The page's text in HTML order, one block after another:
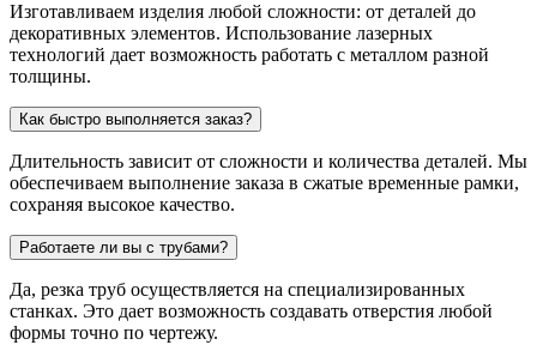
Изготавливаем изделия любой сложности: от деталей до
декоративных элементов. Использование лазерных
технологий дает возможность работать с металлом разной
толщины.
Как быстро выполняется заказ?
Длительность зависит от сложности и количества деталей. Мы
обеспечиваем выполнение заказа в сжатые временные рамки,
сохраняя высокое качество.
Работаете ли вы с трубами?
Да, резка труб осуществляется на специализированных
станках. Это дает возможность создавать отверстия любой
формы точно по чертежу.